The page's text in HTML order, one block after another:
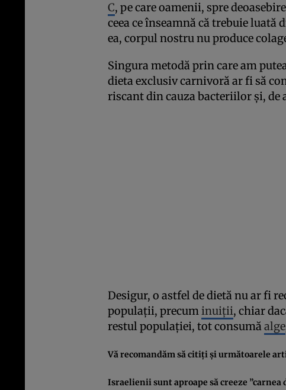
C, pe care oamenii, spre
ceea ce înseamnă că trebuie luată
ea, corpul nostru nu produce
Singura metodă prin care am
dieta exclusiv carnivoră ar fi să
riscant din cauza bacteriilor şi, de
Desigur, o astfel de dietă nu ar fi
populaţii, precuminuiţii, chiar
restul populaţiei, tot consumăalge
Vă recomandăm să citiţi şi următoarele
Israelienii sunt aproape să creeze